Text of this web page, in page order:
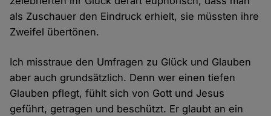
als Zuschauer den Eindruck erhielt, sie müssten ihre
Zweifel übertönen.
Ich misstraue den Umfragen zu Glück und Glauben
aber auch grundsätzlich. Denn wer einen tiefen
Glauben pflegt, fühlt sich von Gott und Jesus
geführt, getragen und beschützt. Er glaubt an ein